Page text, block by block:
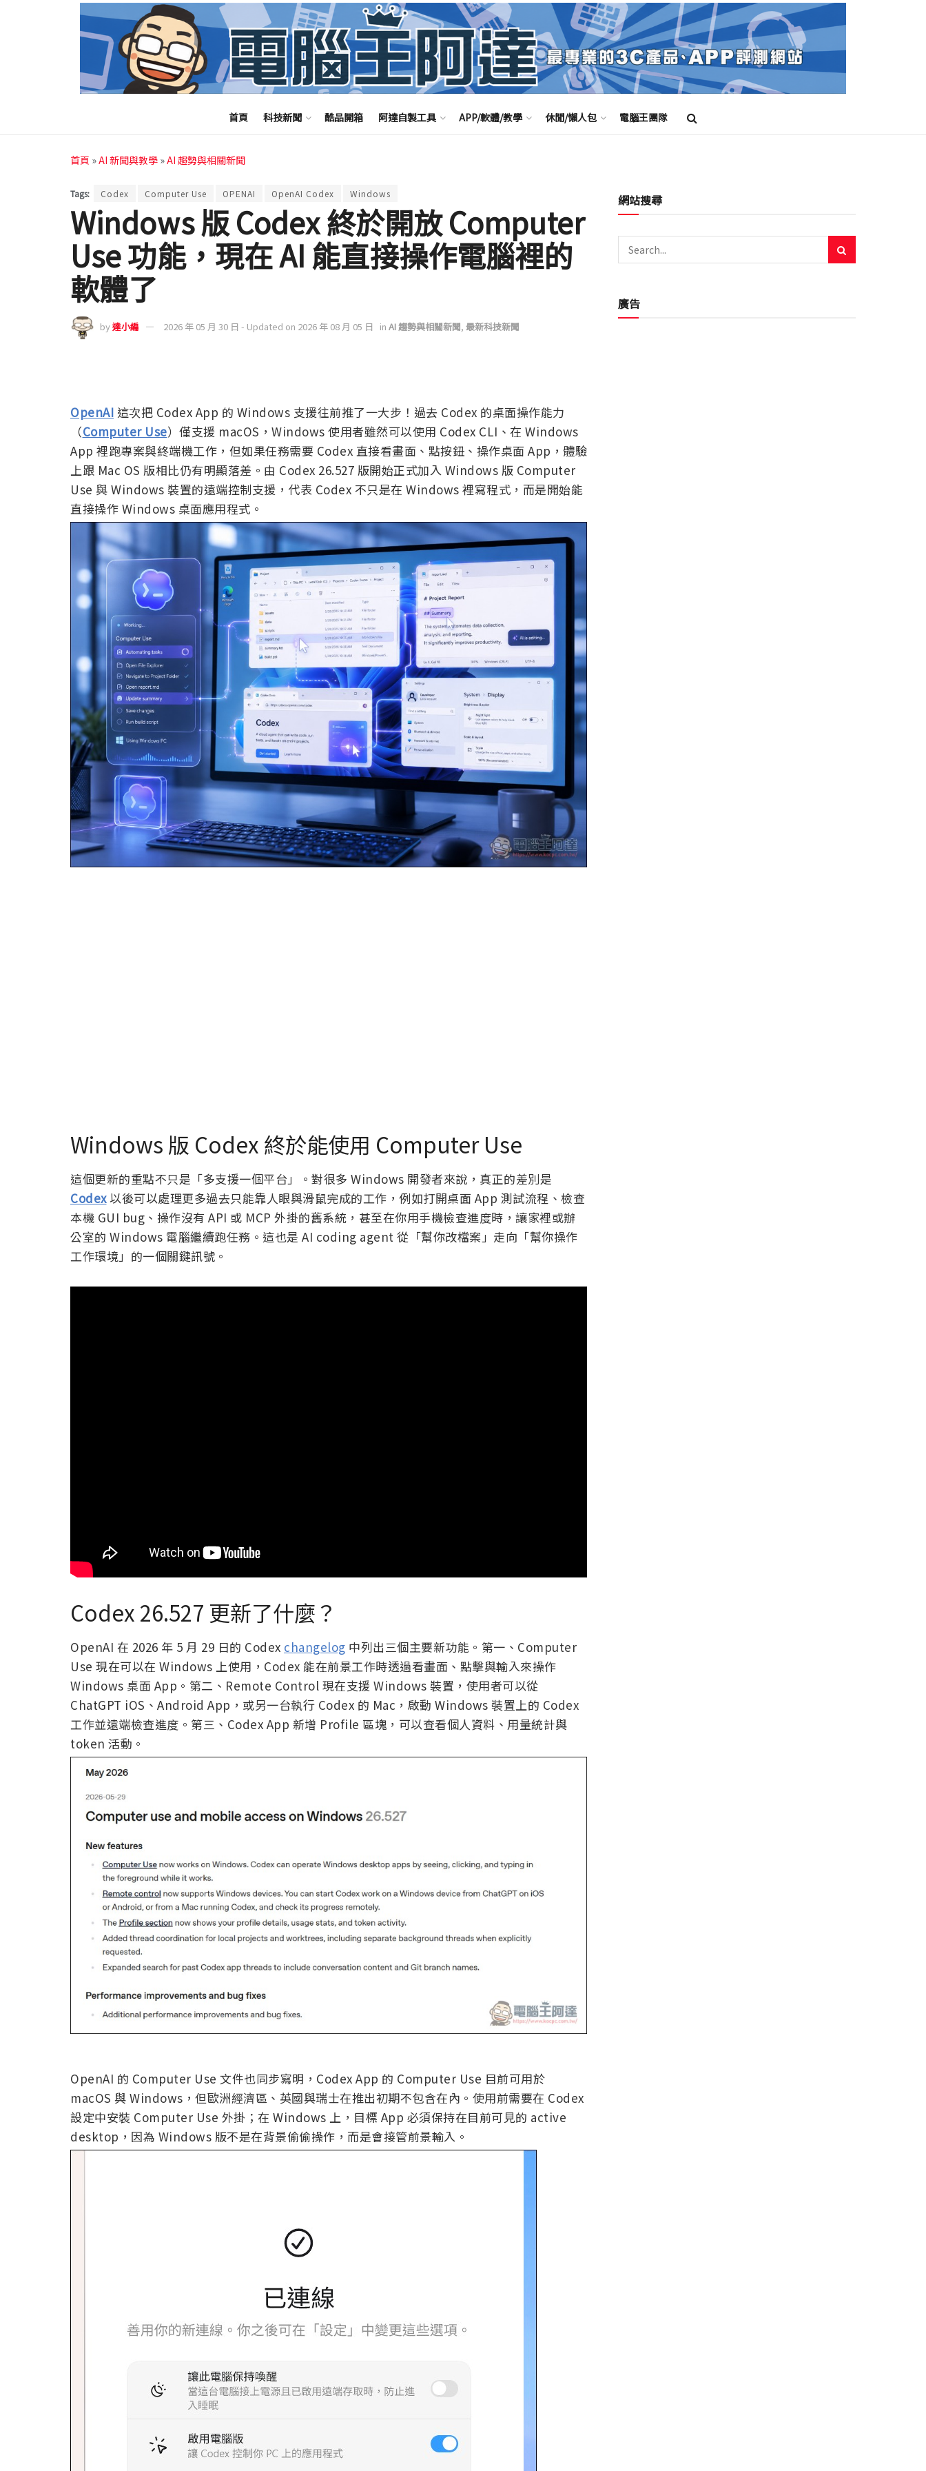
首頁 科技新聞 酷品開箱 阿達自製工具 APP/軟體/教學 休閒/懶人包 電腦王團隊
首頁 »AI 新聞與教學 »AI 趨勢與相關新聞
Tags: Codex Computer Use OPENAI OpenAI Codex Windows
Windows 版 Codex 終於開放 Computer
Use 功能，現在 AI 能直接操作電腦裡的
軟體了
by達小編 2026 年 05 月 30 日 - Updated on 2026 年 08 月 05 日 in AI 趨勢與相關新聞, 最新科技新聞
OpenAI 這次把 Codex App 的 Windows 支援往前推了一大步！過去 Codex 的桌面操作能力
（Computer Use）僅支援 macOS，Windows 使用者雖然可以使用 Codex CLI、在 Windows
App 裡跑專案與終端機工作，但如果任務需要 Codex 直接看畫面、點按鈕、操作桌面 App，體驗
上跟 Mac OS 版相比仍有明顯落差。由 Codex 26.527 版開始正式加入 Windows 版 Computer
Use 與 Windows 裝置的遠端控制支援，代表 Codex 不只是在 Windows 裡寫程式，而是開始能
直接操作 Windows 桌面應用程式。
Windows 版 Codex 終於能使用 Computer Use
這個更新的重點不只是「多支援一個平台」。對很多 Windows 開發者來說，真正的差別是
Codex以後可以處理更多過去只能靠人眼與滑鼠完成的工作，例如打開桌面 App 測試流程、檢查
本機 GUI bug、操作沒有 API 或 MCP 外掛的舊系統，甚至在你用手機檢查進度時，讓家裡或辦
公室的 Windows 電腦繼續跑任務。這也是 AI coding agent 從「幫你改檔案」走向「幫你操作
工作環境」的一個關鍵訊號。
Codex 26.527 更新了什麼？
OpenAI 在 2026 年 5 月 29 日的 Codex changelog 中列出三個主要新功能。第一、Computer
Use 現在可以在 Windows 上使用，Codex 能在前景工作時透過看畫面、點擊與輸入來操作
Windows 桌面 App。第二、Remote Control 現在支援 Windows 裝置，使用者可以從
ChatGPT iOS、Android App，或另一台執行 Codex 的 Mac，啟動 Windows 裝置上的 Codex
工作並遠端檢查進度。第三、Codex App 新增 Profile 區塊，可以查看個人資料、用量統計與
token 活動。
OpenAI 的 Computer Use 文件也同步寫明，Codex App 的 Computer Use 目前可用於
macOS 與 Windows，但歐洲經濟區、英國與瑞士在推出初期不包含在內。使用前需要在 Codex
設定中安裝 Computer Use 外掛；在 Windows 上，目標 App 必須保持在目前可見的 active
desktop，因為 Windows 版不是在背景偷偷操作，而是會接管前景輸入。
網站搜尋
廣告